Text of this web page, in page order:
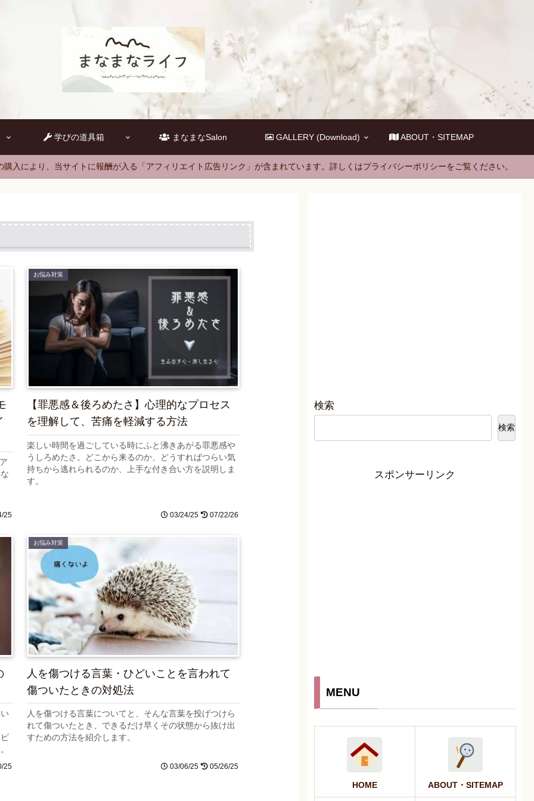
学びの道具箱 まなまなSalon GALLERY (Download) ABOUT・SITEMAP
入により、当サイトに報酬が入る「アフィリエイト広告リンク」が含まれています。詳しくはプライバシーポリシーをご覧ください。
25
お悩み対策
【罪悪感＆後ろめたさ】心理的なプロセス
を理解して、苦痛を軽減する方法
楽しい時間を過ごしている時にふと沸きあがる罪悪感や
うしろめたさ。どこから来るのか、どうすればつらい気
持ちから逃れられるのか、上手な付き合い方を説明しま
す。
03/24/25 07/22/26
25
お悩み対策
人を傷つける言葉・ひどいことを言われて
傷ついたときの対処法
人を傷つける言葉についてと、そんな言葉を投げつけら
れて傷ついたとき、できるだけ早くその状態から抜け出
すための方法を紹介します。
03/06/25 05/26/25
検索
検索
スポンサーリンク
MENU
HOME ABOUT・SITEMAP